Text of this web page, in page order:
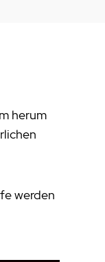
herum
werden